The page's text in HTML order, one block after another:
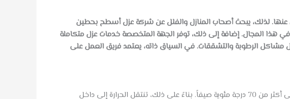
لذلك، يبحث أصحاب المنازل والفلل عن شركة عزل أسطح بحطين
في هذا المجال. إضافة إلى ذلك، توفر الجهة المتخصصة خدمات عزل متكاملة
مشاكل الرطوبة والتشققات. في السياق ذاته، يعتمد فريق العمل على
تتعرض أسطح المنازل في حي حطين لأشعة الشمس المباشرة طوال اليوم. لذلك، ترتفع درجة حرارة السطح إلى أكثر من 70 درجة مئوية صيفاً. بناءً على ذلك، تنتقل الحرارة إلى داخل